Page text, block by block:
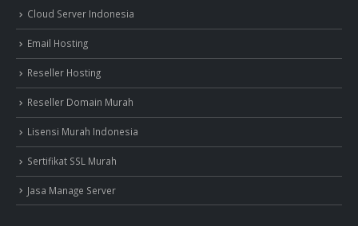
Cloud Server Indonesia
Email Hosting
Reseller Hosting
Reseller Domain Murah
Lisensi Murah Indonesia
Sertifikat SSL Murah
Jasa Manage Server